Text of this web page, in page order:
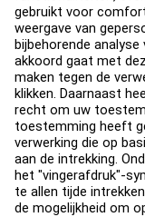
Over
Vind een
Zoek een
Legaal
Carrière
Aanmelden bij